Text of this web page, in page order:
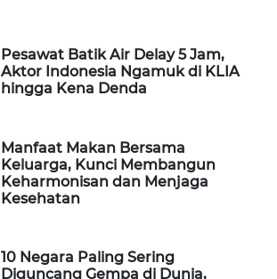
Pesawat Batik Air Delay 5 Jam,
Aktor Indonesia Ngamuk di KLIA
hingga Kena Denda
Manfaat Makan Bersama
Keluarga, Kunci Membangun
Keharmonisan dan Menjaga
Kesehatan
10 Negara Paling Sering
Diguncang Gempa di Dunia,